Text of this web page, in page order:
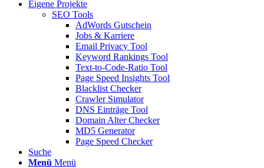
Eigene Projekte
SEO Tools
AdWords Gutschein
Jobs & Karriere
Email Privacy Tool
Keyword Rankings Tool
Text-to-Code-Ratio Tool
Page Speed Insights Tool
Blacklist Checker
Crawler Simulator
DNS Einträge Tool
Domain Alter Checker
MD5 Generator
Page Speed Checker
Suche
Menü Menü